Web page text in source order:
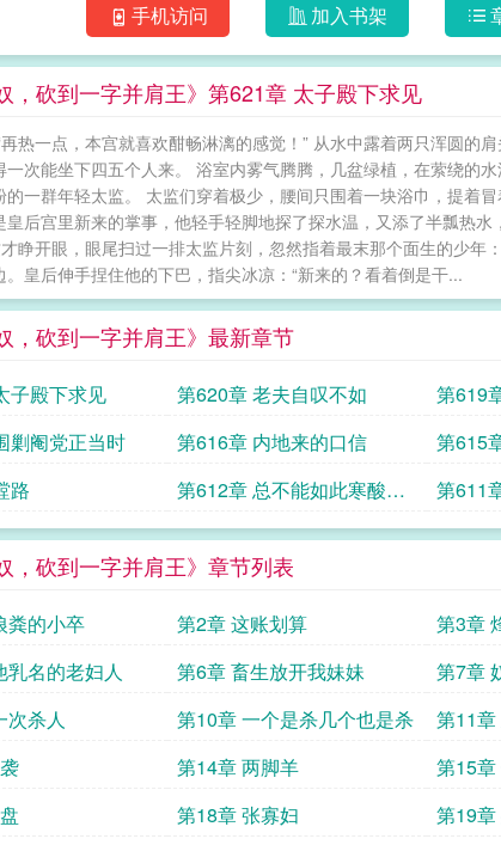
手机访问 加入书架
，砍到一字并肩王》第621章 太子殿下求见
热一点，本宫就喜欢酣畅淋漓的感觉！” 从水中露着两只浑圆的
一次能坐下四五个人来。 浴室内雾气腾腾，几盆绿植，在萦绕的
的一群年轻太监。 太监们穿着极少，腰间只围着一块浴巾，提着
皇后宫里新来的掌事，他轻手轻脚地探了探水温，又添了半瓢热
睁开眼，眼尾扫过一排太监片刻，忽然指着最末那个面生的少年
。皇后伸手捏住他的下巴，指尖冰凉：“新来的？看着倒是干...
，砍到一字并肩王》最新章节
子殿下求见 第620章 老夫自叹不如 第619
剿阉党正当时
第616章 内地来的口信
第615
啊
路
第612章 总不能如此寒酸去
见父母
第611
，砍到一字并肩王》章节列表
粪的小卒 第2章 这账划算 第3章
乳名的老妇人
第6章 畜生放开我妹妹 第7章
次杀人
第10章 一个是杀几个也是杀 第11
第14章 两脚羊 第15
第18章 张寡妇 第19章